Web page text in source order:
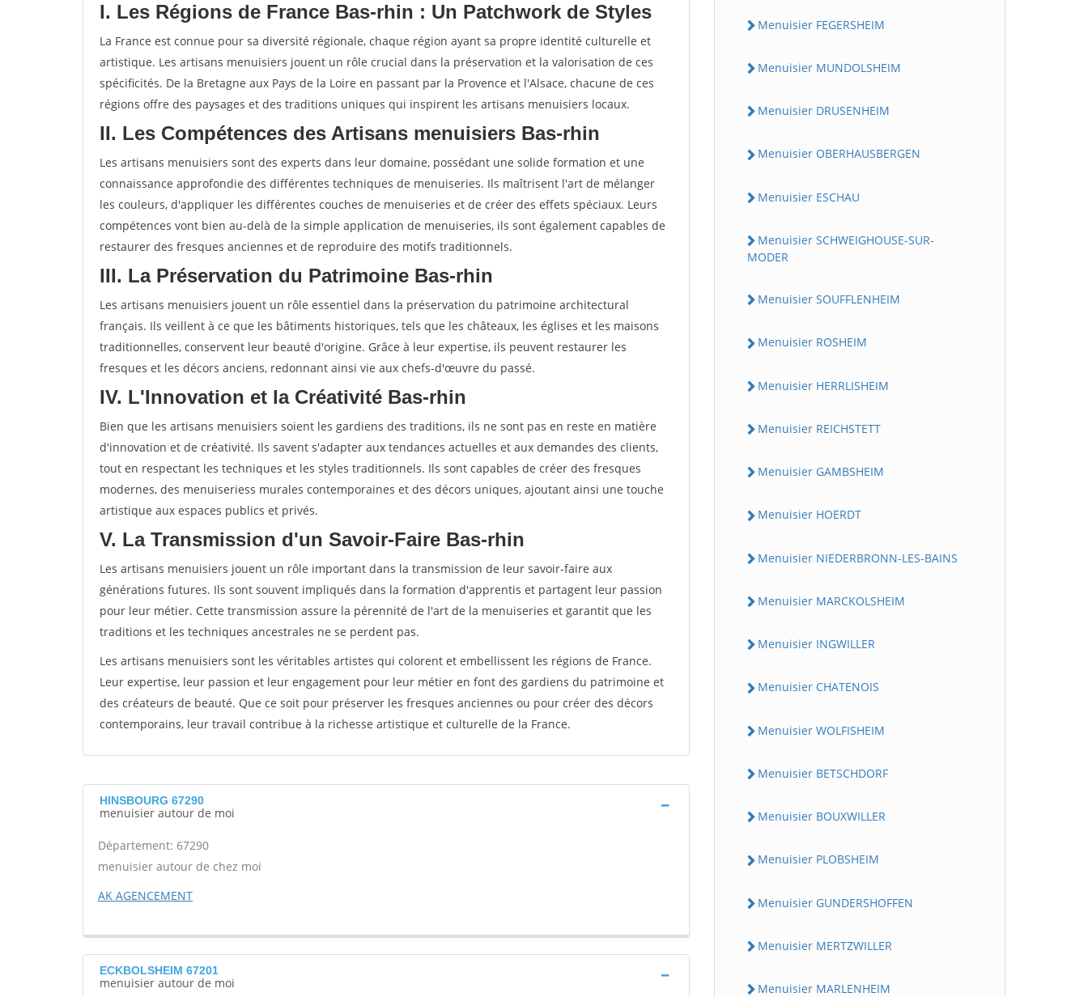
I. Les Régions de France Bas-rhin : Un Patchwork de Styles
La France est connue pour sa diversité régionale, chaque région ayant sa propre identité culturelle et
artistique. Les artisans menuisiers jouent un rôle crucial dans la préservation et la valorisation de ces
spécificités. De la Bretagne aux Pays de la Loire en passant par la Provence et l'Alsace, chacune de ces
régions offre des paysages et des traditions uniques qui inspirent les artisans menuisiers locaux.
II. Les Compétences des Artisans menuisiers Bas-rhin
Les artisans menuisiers sont des experts dans leur domaine, possédant une solide formation et une
connaissance approfondie des différentes techniques de menuiseries. Ils maîtrisent l'art de mélanger
les couleurs, d'appliquer les différentes couches de menuiseries et de créer des effets spéciaux. Leurs
compétences vont bien au-delà de la simple application de menuiseries, ils sont également capables de
restaurer des fresques anciennes et de reproduire des motifs traditionnels.
III. La Préservation du Patrimoine Bas-rhin
Les artisans menuisiers jouent un rôle essentiel dans la préservation du patrimoine architectural
français. Ils veillent à ce que les bâtiments historiques, tels que les châteaux, les églises et les maisons
traditionnelles, conservent leur beauté d'origine. Grâce à leur expertise, ils peuvent restaurer les
fresques et les décors anciens, redonnant ainsi vie aux chefs-d'œuvre du passé.
IV. L'Innovation et la Créativité Bas-rhin
Bien que les artisans menuisiers soient les gardiens des traditions, ils ne sont pas en reste en matière
d'innovation et de créativité. Ils savent s'adapter aux tendances actuelles et aux demandes des clients,
tout en respectant les techniques et les styles traditionnels. Ils sont capables de créer des fresques
modernes, des menuiseriess murales contemporaines et des décors uniques, ajoutant ainsi une touche
artistique aux espaces publics et privés.
V. La Transmission d'un Savoir-Faire Bas-rhin
Les artisans menuisiers jouent un rôle important dans la transmission de leur savoir-faire aux
générations futures. Ils sont souvent impliqués dans la formation d'apprentis et partagent leur passion
pour leur métier. Cette transmission assure la pérennité de l'art de la menuiseries et garantit que les
traditions et les techniques ancestrales ne se perdent pas.
Les artisans menuisiers sont les véritables artistes qui colorent et embellissent les régions de France.
Leur expertise, leur passion et leur engagement pour leur métier en font des gardiens du patrimoine et
des créateurs de beauté. Que ce soit pour préserver les fresques anciennes ou pour créer des décors
contemporains, leur travail contribue à la richesse artistique et culturelle de la France.
HINSBOURG 67290
menuisier autour de moi
Département: 67290
menuisier autour de chez moi
AK AGENCEMENT
ECKBOLSHEIM 67201
menuisier autour de moi
Menuisier FEGERSHEIM
Menuisier MUNDOLSHEIM
Menuisier DRUSENHEIM
Menuisier OBERHAUSBERGEN
Menuisier ESCHAU
Menuisier SCHWEIGHOUSE-SUR-
MODER
Menuisier SOUFFLENHEIM
Menuisier ROSHEIM
Menuisier HERRLISHEIM
Menuisier REICHSTETT
Menuisier GAMBSHEIM
Menuisier HOERDT
Menuisier NIEDERBRONN-LES-BAINS
Menuisier MARCKOLSHEIM
Menuisier INGWILLER
Menuisier CHATENOIS
Menuisier WOLFISHEIM
Menuisier BETSCHDORF
Menuisier BOUXWILLER
Menuisier PLOBSHEIM
Menuisier GUNDERSHOFFEN
Menuisier MERTZWILLER
Menuisier MARLENHEIM